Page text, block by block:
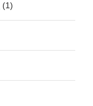
(1)